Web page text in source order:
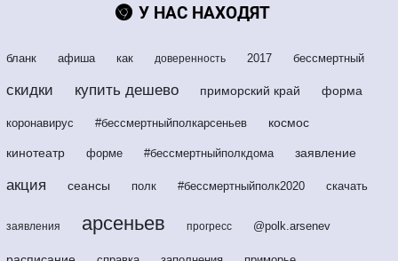
У НАС НАХОДЯТ
бланк афиша как доверенность 2017 бессмертный
скидки купить дешево приморский край форма
коронавирус #бессмертныйполкарсеньев космос
кинотеатр форме #бессмертныйполкдома заявление
акция сеансы полк #бессмертныйполк2020 скачать
заявления арсеньев прогресс @polk.arsenev